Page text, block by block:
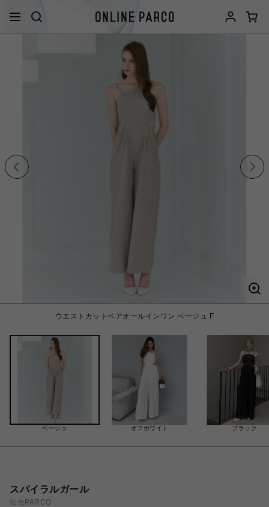
ウエストカットベアオールインワン ベージュ F
ベージュ オフホワイト ブラック
スパイラルガール
仙台PARCO